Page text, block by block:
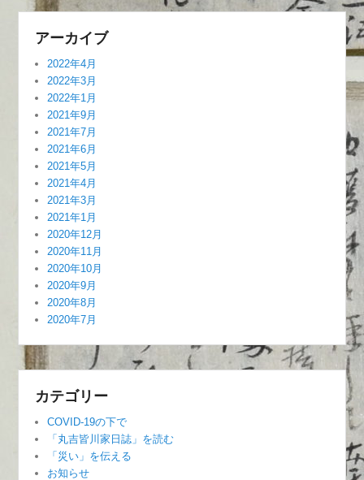
アーカイブ
2022年4月
2022年3月
2022年1月
2021年9月
2021年7月
2021年6月
2021年5月
2021年4月
2021年3月
2021年1月
2020年12月
2020年11月
2020年10月
2020年9月
2020年8月
2020年7月
カテゴリー
COVID-19の下で
「丸吉皆川家日誌」を読む
「災い」を伝える
お知らせ